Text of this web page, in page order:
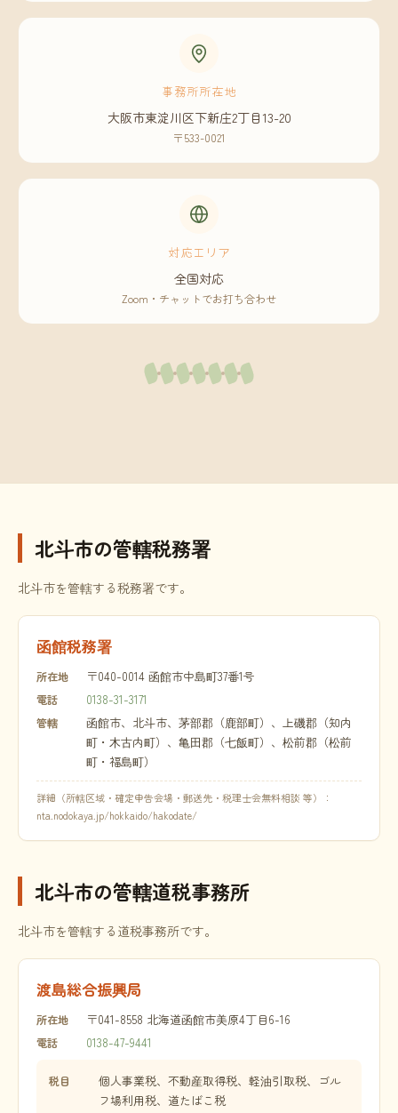
事務所所在地
大阪市東淀川区下新庄2丁目13-20
〒533-0021
対応エリア
全国対応
Zoom・チャットでお打ち合わせ
北斗市の管轄税務署
北斗市を管轄する税務署です。
函館税務署
所在地 〒040-0014 函館市中島町37番1号
電話 0138-31-3171
管轄
函館市、北斗市、茅部郡（鹿部町）、上磯郡（知内
町・木古内町）、亀田郡（七飯町）、松前郡（松前
町・福島町）
詳細（所轄区域・確定申告会場・郵送先・税理士会無料相談 等）：
nta.nodokaya.jp/hokkaido/hakodate/
北斗市の管轄道税事務所
北斗市を管轄する道税事務所です。
渡島総合振興局
所在地 〒041-8558 北海道函館市美原4丁目6-16
電話 0138-47-9441
税目
個人事業税、不動産取得税、軽油引取税、ゴル
フ場利用税、道たばこ税